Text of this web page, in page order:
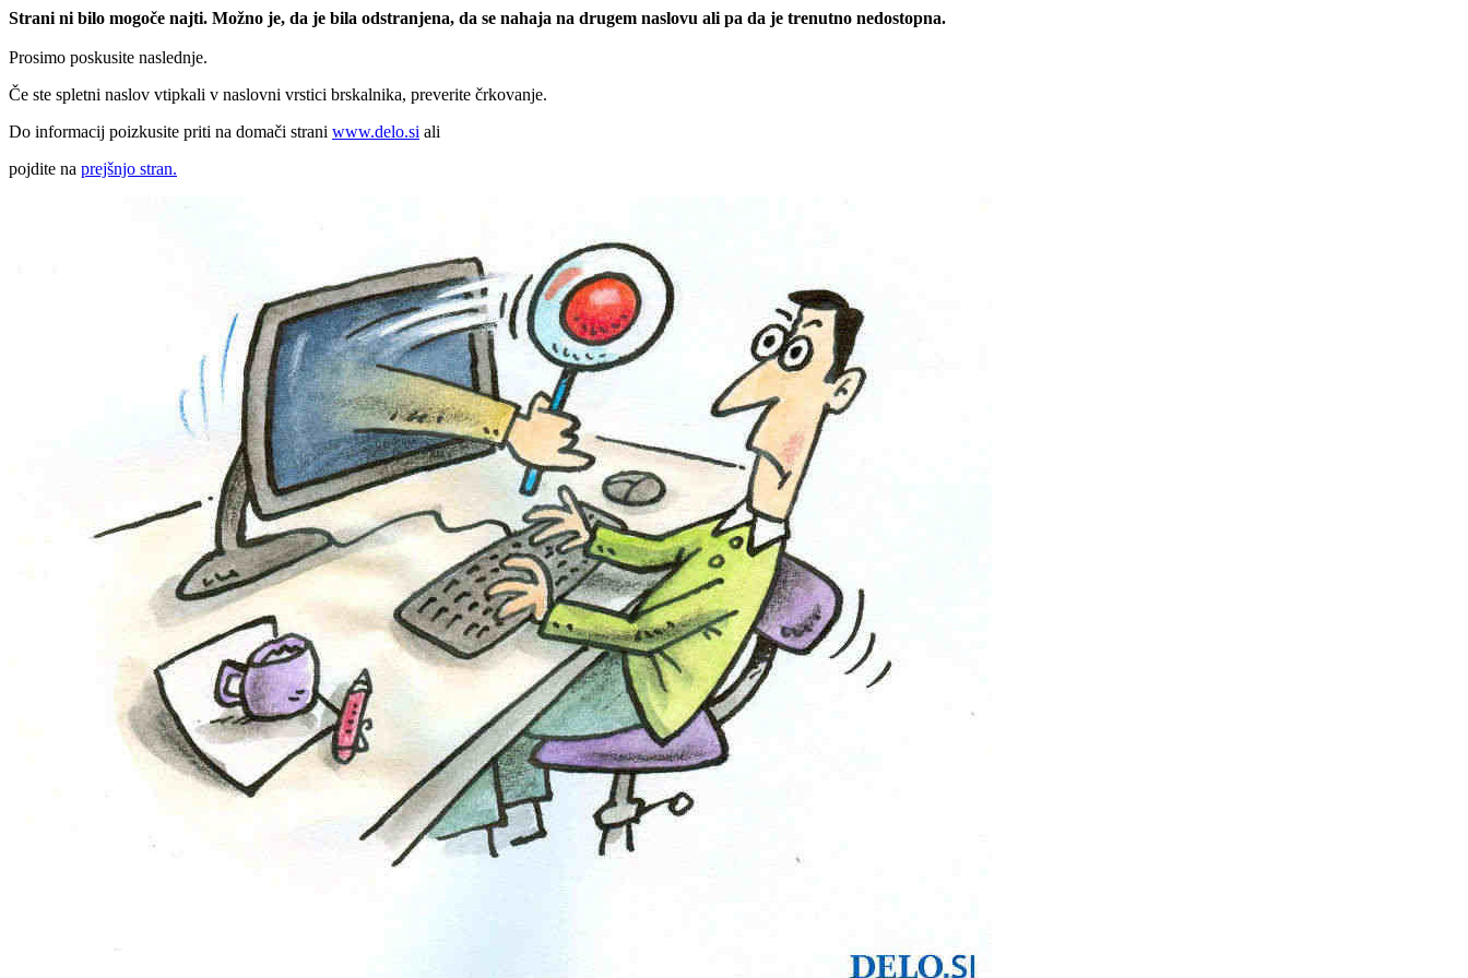
Strani ni bilo mogoče najti. Možno je, da je bila odstranjena, da se nahaja na drugem naslovu ali pa da je trenutno nedostopna.
Prosimo poskusite naslednje.
Če ste spletni naslov vtipkali v naslovni vrstici brskalnika, preverite črkovanje.
Do informacij poizkusite priti na domači strani www.delo.si ali
pojdite na prejšnjo stran.